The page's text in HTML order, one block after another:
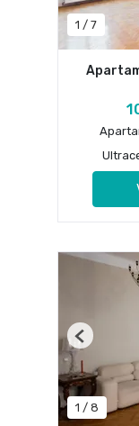
1 / 7
1 / 8
Previous